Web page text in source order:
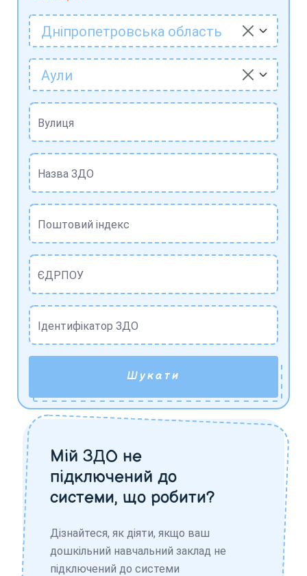
Дніпропетровська область
Аули
Вулиця
Назва ЗДО
Поштовий індекс
ЄДРПОУ
Ідентифікатор ЗДО
Шукати
Мій ЗДО не
підключений до
системи, що робити?
Дізнайтеся, як діяти, якщо ваш
дошкільний навчальний заклад не
підключений до системи